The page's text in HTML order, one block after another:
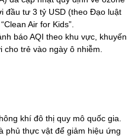
đầu tư 3 tỷ USD (theo Đạo luật
Air for Kids”.
báo AQI theo khu vực, khuyến
cho trẻ vào ngày ô nhiễm.
khí đô thị quy mô quốc gia.
phủ thực vật để giảm hiệu ứng